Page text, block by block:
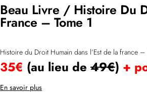
Beau Livre / Histoire Du
France – Tome 1
Histoire du Droit Humain dans l’Est de la france
35€ (au lieu de 49€) +
En savoir plus